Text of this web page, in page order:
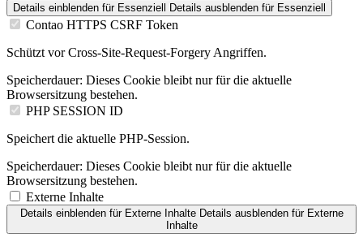
Details einblenden für Essenziell Details ausblenden für Essenziell
Contao HTTPS CSRF Token
Schützt vor Cross-Site-Request-Forgery Angriffen.
Speicherdauer: Dieses Cookie bleibt nur für die aktuelle
Browsersitzung bestehen.
PHP SESSION ID
Speichert die aktuelle PHP-Session.
Speicherdauer: Dieses Cookie bleibt nur für die aktuelle
Browsersitzung bestehen.
Externe Inhalte
Details einblendenfür Externe Inhalte Details ausblendenfür Externe
Inhalte